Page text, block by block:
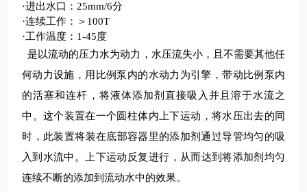
·进出水口：25mm/6分
·连续工作：＞100T
·工作温度：1-45度
是以流动的压力水为动力，水压流失小，且不需要其他任
何动力设施，用比例泵内的水动力为引擎，带动比例泵内
的活塞和连杆，将液体添加剂直接吸入并且溶于水流之
中。这个装置在一个圆柱体内上下运动，将水压出去的同
时，此装置将装在底部容器里的添加剂通过导管均匀的吸
入到水流中。上下运动反复进行，从而达到将添加剂均匀
连续不断的添加到流动水中的效果。